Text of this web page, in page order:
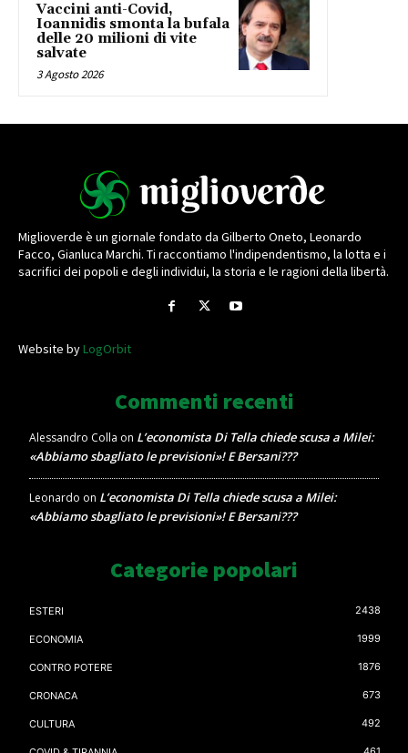
Vaccini anti-Covid,
Ioannidis smonta la bufala
delle 20 milioni di vite
salvate
3 Agosto 2026
Miglioverde è un giornale fondato da Gilberto Oneto, Leonardo
Facco, Gianluca Marchi. Ti raccontiamo l'indipendentismo, la lotta e i
sacrifici dei popoli e degli individui, la storia e le ragioni della libertà.
Website byLogOrbit
Commenti recenti
Alessandro Colla on L’economista Di Tella chiede scusa a Milei:
«Abbiamo sbagliato le previsioni»! E Bersani???
Leonardo on L’economista Di Tella chiede scusa a Milei:
«Abbiamo sbagliato le previsioni»! E Bersani???
Categorie popolari
ESTERI 2438
ECONOMIA 1999
CONTRO POTERE 1876
CRONACA 673
CULTURA 492